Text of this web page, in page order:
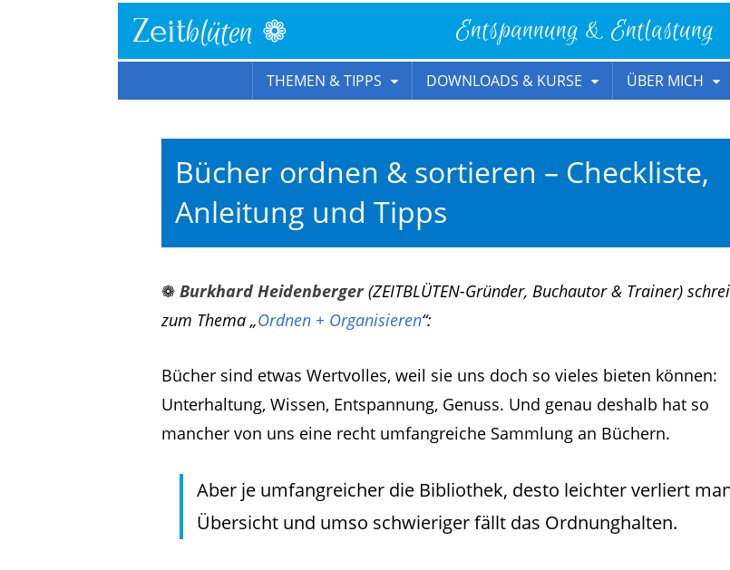
Zeitblüten ❁ Entspannung & Entlastung
THEMEN & TIPPS DOWNLOADS & KURSE ÜBER MICH
Bücher ordnen & sortieren – Checkliste,
Anleitung und Tipps
❁ Burkhard Heidenberger(ZEITBLÜTEN-Gründer, Buchautor & Trainer)
zum Thema „Ordnen + Organisieren“:
Bücher sind etwas Wertvolles, weil sie uns doch so vieles bieten können:
Unterhaltung, Wissen, Entspannung, Genuss. Und genau deshalb hat so
mancher von uns eine recht umfangreiche Sammlung an Büchern.
Aber je umfangreicher die Bibliothek, desto leichter verliert
Übersicht und umso schwieriger fällt das Ordnunghalten.